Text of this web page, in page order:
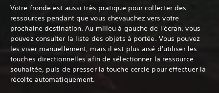
Votre fronde est aussi très pratique pour collecter des
ressources pendant que vous chevauchez vers votre
prochaine destination. Au milieu à gauche de l'écran, vous
pouvez consulter la liste des objets à portée. Vous pouvez
les viser manuellement, mais il est plus aisé d'utiliser les
touches directionnelles afin de sélectionner la ressource
souhaitée, puis de presser la touche cercle pour effectuer la
récolte automatiquement.